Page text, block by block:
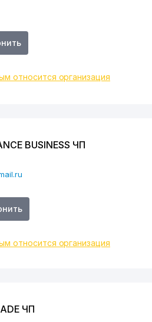
относится организация
BUSINESS ЧП
относится организация
ЧП